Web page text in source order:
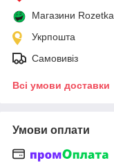
Магазини Rozetka
Укрпошта
Самовивіз
Всі умови доставки
Умови оплати